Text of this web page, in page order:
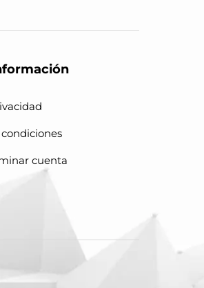
cuenta